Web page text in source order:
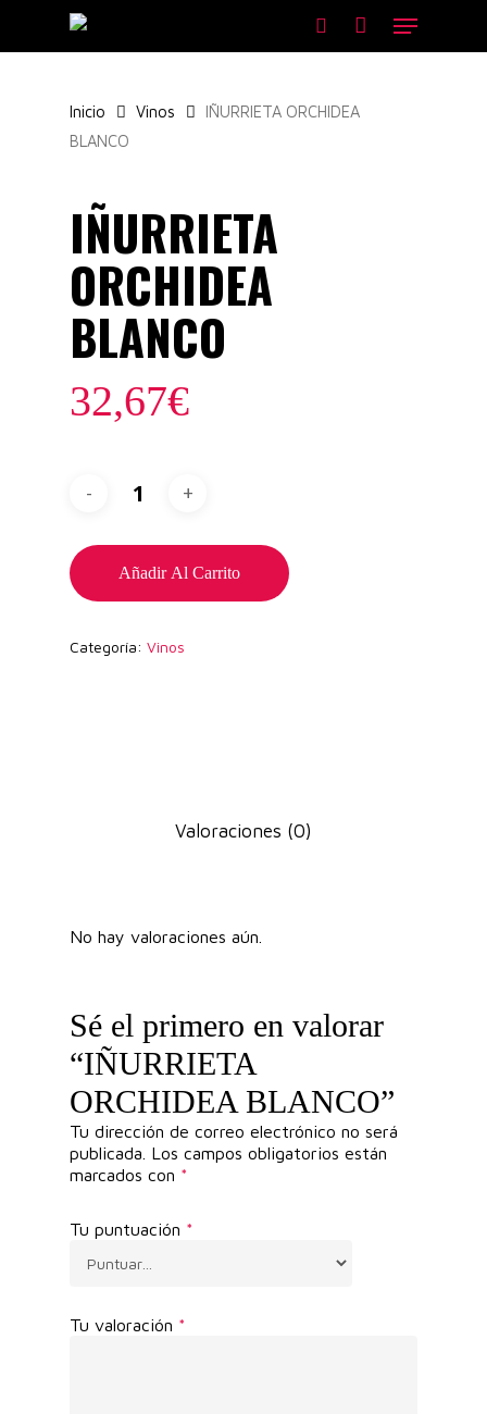
main
search
Menu
Inicio Vinos
IÑURRIETA ORCHIDEA
BLANCO
IÑURRIETA
ORCHIDEA
BLANCO
32,67€
Añadir Al Carrito
Categoría: Vinos
Valoraciones (0)
No hay valoraciones aún.
Sé el primero en valorar
“IÑURRIETA
ORCHIDEA BLANCO”
Tu dirección de correo electrónico no será
publicada. Los campos obligatorios están
marcados con *
Tu puntuación *
Tu valoración *